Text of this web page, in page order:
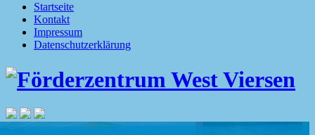
Startseite
Kontakt
Impressum
Datenschutzerklärung